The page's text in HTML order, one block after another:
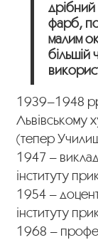
дрібний
фарб,
малим
більшій
1939–1948
Львівському
(тепер
1947 –
інституту
1954 –
інституту
1968 –